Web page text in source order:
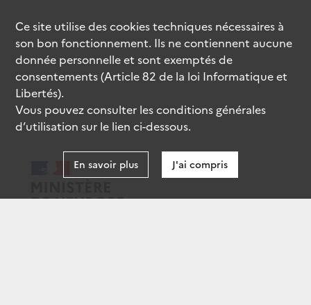
Ce site utilise descookiestechniques nécessaires à
son bon fonctionnement. Ils ne contiennent aucune
donnée personnelle et sont exemptés de
consentements (Article 82 de la loi Informatique et
Libertés).
Vous pouvez consulter les conditions générales
d’utilisation sur le lien ci-dessous.
En savoir plus J'ai compris